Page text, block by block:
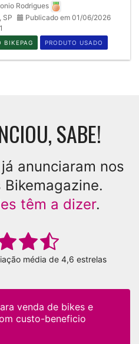
Rodrigues
SP
Publicado em 01/06/2026
BIKEPAG PRODUTO USADO
SABE!
já anunciaram nos
têm a dizer.
média de 4,6 estrelas
venda de bikes e
custo-beneficio